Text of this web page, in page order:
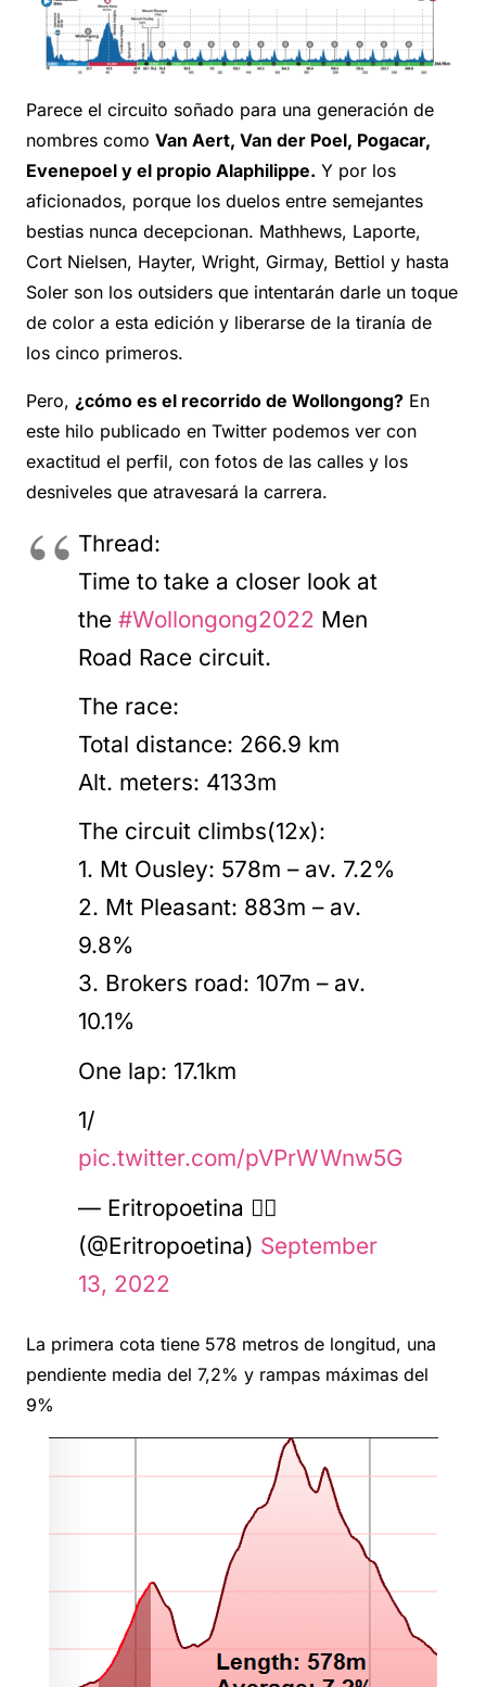
Parece el circuito soñado para una generación de
nombres como Van Aert, Van der Poel, Pogacar,
Evenepoel y el propio Alaphilippe. Y por los
aficionados, porque los duelos entre semejantes
bestias nunca decepcionan. Mathhews, Laporte,
Cort Nielsen, Hayter, Wright, Girmay, Bettiol y hasta
Soler son los outsiders que intentarán darle un toque
de color a esta edición y liberarse de la tiranía de
los cinco primeros.
Pero, ¿cómo es el recorrido de Wollongong? En
este hilo publicado en Twitter podemos ver con
exactitud el perfil, con fotos de las calles y los
desniveles que atravesará la carrera.
Thread:
Time to take a closer look at
the #Wollongong2022 Men
Road Race circuit.
The race:
Total distance: 266.9 km
Alt. meters: 4133m
The circuit climbs(12x):
1. Mt Ousley: 578m – av. 7.2%
2. Mt Pleasant: 883m – av.
9.8%
3. Brokers road: 107m – av.
10.1%
One lap: 17.1km
1/
pic.twitter.com/pVPrWWnw5G
— Eritropoetina 🧙‍♂️
(@Eritropoetina) September
13, 2022
La primera cota tiene 578 metros de longitud, una
pendiente media del 7,2% y rampas máximas del
9%